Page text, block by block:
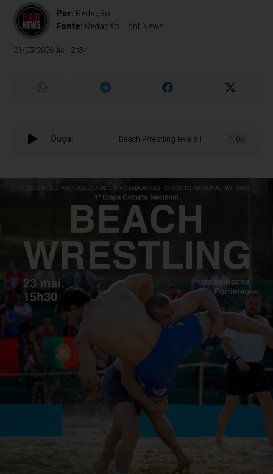
Por: Redação
Fonte: Redação Fight News
21/05/2026 às 12h34
Ouça: Beach Wrestling leva a luta à areia da Praia
1.0x